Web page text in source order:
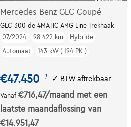
Mercedes-Benz GLC Coupé
GLC 300 de 4MATIC AMG Line Trekhaak
07/2024
98.422 km
Hybride
Automaat
143 kW ( 194 PK )
€47.450 1 ✓ BTW aftrekbaar
Vanaf €716,47/maand met een
laatste maandaflossing van
€14.951,47